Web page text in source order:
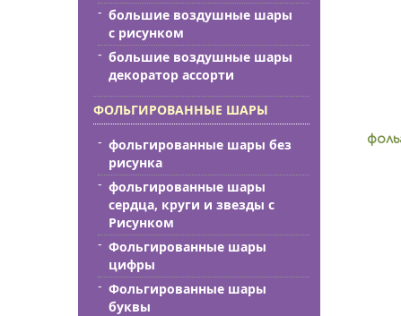
большие воздушные шары
с рисунком
большие воздушные шары
декоратор ассорти
ФОЛЬГИРОВАННЫЕ ШАРЫ
фольгированные шары без
рисунка
фольгированные шары
сердца, круги и звезды с
Рисунком
Фольгированные шары
цифры
Фольгированные шары
буквы